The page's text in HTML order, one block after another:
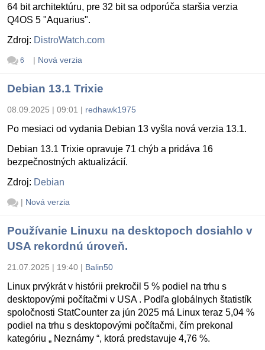
64 bit architektúru, pre 32 bit sa odporúča staršia verzia
Q4OS 5 "Aquarius".
Zdroj: DistroWatch.com
6 | Nová verzia
Debian 13.1 Trixie
08.09.2025 | 09:01 | redhawk1975
Po mesiaci od vydania Debian 13 vyšla nová verzia 13.1.
Debian 13.1 Trixie opravuje 71 chýb a pridáva 16
bezpečnostných aktualizácií.
Zdroj: Debian
| Nová verzia
Používanie Linuxu na desktopoch dosiahlo v
USA rekordnú úroveň.
21.07.2025 | 19:40 | Balin50
Linux prvýkrát v histórii prekročil 5 % podiel na trhu s
desktopovými počítačmi v USA . Podľa globálnych štatistík
spoločnosti StatCounter za jún 2025 má Linux teraz 5,04 %
podiel na trhu s desktopovými počítačmi, čím prekonal
kategóriu „ Neznámy “, ktorá predstavuje 4,76 %.